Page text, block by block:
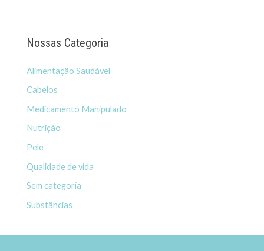
Nossas Categoria
Alimentação Saudável
Cabelos
Medicamento Manipulado
Nutrição
Pele
Qualidade de vida
Sem categoria
Substâncias